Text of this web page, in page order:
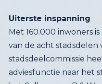
Uiterste inspanning
Met 160.000 inwoners
van de acht
adviesfunctie naar het
het College van B & W
'een uiterste
onderzoeken hoe
Lutkemeerpolder
behoeve van